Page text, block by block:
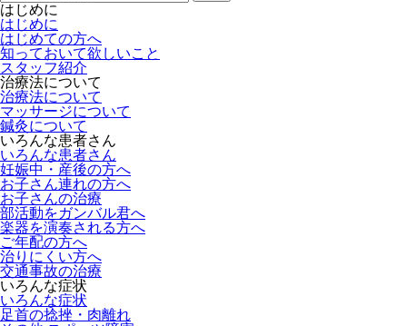
はじめに
はじめに
はじめての方へ
知っておいて欲しいこと
スタッフ紹介
治療法について
治療法について
マッサージについて
鍼灸について
いろんな患者さん
いろんな患者さん
妊娠中・産後の方へ
お子さん連れの方へ
お子さんの治療
部活動をガンバル君へ
楽器を演奏される方へ
ご年配の方へ
治りにくい方へ
交通事故の治療
いろんな症状
いろんな症状
足首の捻挫・肉離れ